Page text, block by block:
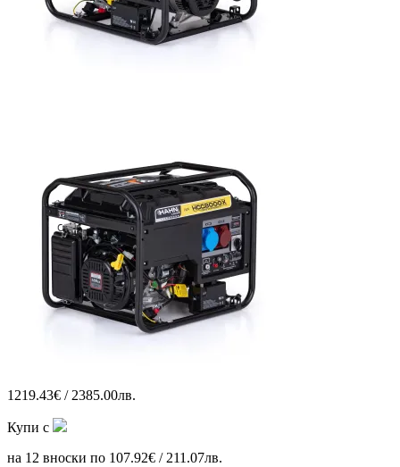
1219.43€ / 2385.00лв.
Купи с
на 12 вноски по 107.92€ / 211.07лв.